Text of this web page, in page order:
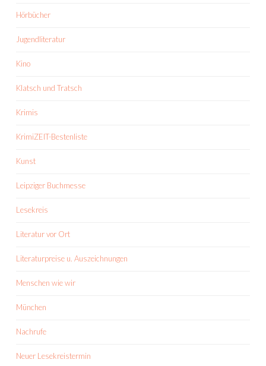
Hörbücher
Jugendliteratur
Kino
Klatsch und Tratsch
Krimis
KrimiZEIT-Bestenliste
Kunst
Leipziger Buchmesse
Lesekreis
Literatur vor Ort
Literaturpreise u. Auszeichnungen
Menschen wie wir
München
Nachrufe
Neuer Lesekreistermin